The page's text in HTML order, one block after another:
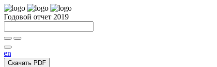
Годовой отчет 2019
en
Скачать PDF